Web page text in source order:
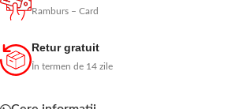
Ramburs – Card
Retur gratuit
În termen de 14 zile